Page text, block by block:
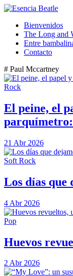
Bienvenidos
The Long and
Entre
Contacto
# Paul Mccartney
Rock
El peine, el
21 Abr 2026
Soft Rock
Los días que
4 Abr 2026
Pop
Huevos
2 Abr 2026